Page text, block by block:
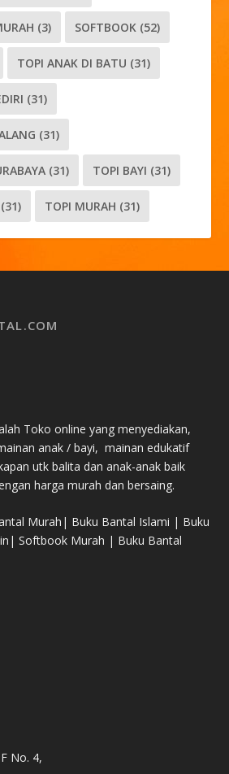
(3) SOFTBOOK (52)
TOPI ANAK DI BATU (31)
(31)
(31)
(31) TOPI BAYI (31)
(31) TOPI MURAH (31)
Toko online yang menyediakan,
anak / bayi, mainan edukatif
utk balita dan anak-anak baik
harga murah dan bersaing.
Murah| Buku Bantal Islami | Buku
Softbook Murah | Buku Bantal
No. 4,